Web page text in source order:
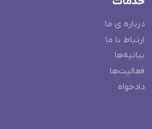
درباره ی ما
ارتباط با ما
بیانیه‌ها
فعالیت‌ها
دادخواه